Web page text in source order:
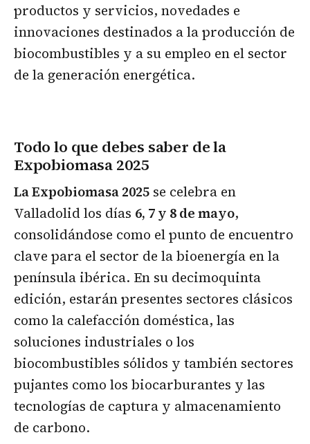
productos y servicios, novedades e
innovaciones destinados a la producción de
biocombustibles y a su empleo en el sector
de la generación energética.
Todo lo que debes saber de la
Expobiomasa 2025
La Expobiomasa 2025 se celebra en
Valladolid los días 6, 7 y 8 de mayo,
consolidándose como el punto de encuentro
clave para el sector de la bioenergía en la
península ibérica. En su decimoquinta
edición, estarán presentes sectores clásicos
como la calefacción doméstica, las
soluciones industriales o los
biocombustibles sólidos y también sectores
pujantes como los biocarburantes y las
tecnologías de captura y almacenamiento
de carbono.